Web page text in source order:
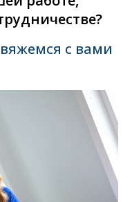
с вами